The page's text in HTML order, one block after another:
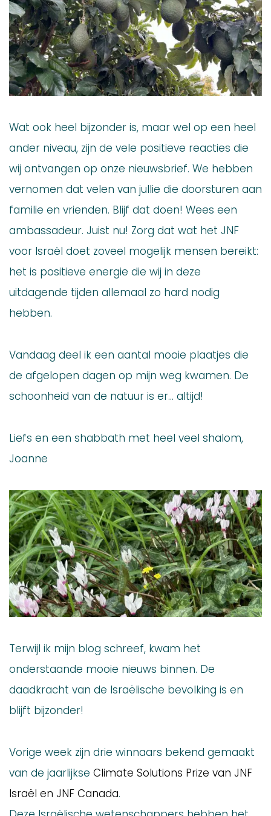
Wat ook heel bijzonder is, maar wel op een heel
ander niveau, zijn de vele positieve reacties die
wij ontvangen op onze nieuwsbrief. We hebben
vernomen dat velen van jullie die doorsturen aan
familie en vrienden. Blijf dat doen! Wees een
ambassadeur. Juist nu! Zorg dat wat het JNF
voor Israël doet zoveel mogelijk mensen bereikt:
het is positieve energie die wij in deze
uitdagende tijden allemaal zo hard nodig
hebben.
Vandaag deel ik een aantal mooie plaatjes die
de afgelopen dagen op mijn weg kwamen. De
schoonheid van de natuur is er… altijd!
Liefs en een shabbath met heel veel shalom,
Joanne
Terwijl ik mijn blog schreef, kwam het
onderstaande mooie nieuws binnen. De
daadkracht van de Israëlische bevolking is en
blijft bijzonder!
Vorige week zijn drie winnaars bekend gemaakt
van de jaarlijkse Climate Solutions Prize van JNF
Israël en JNF Canada.